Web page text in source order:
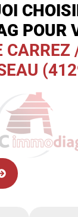
POUR
CARREZ